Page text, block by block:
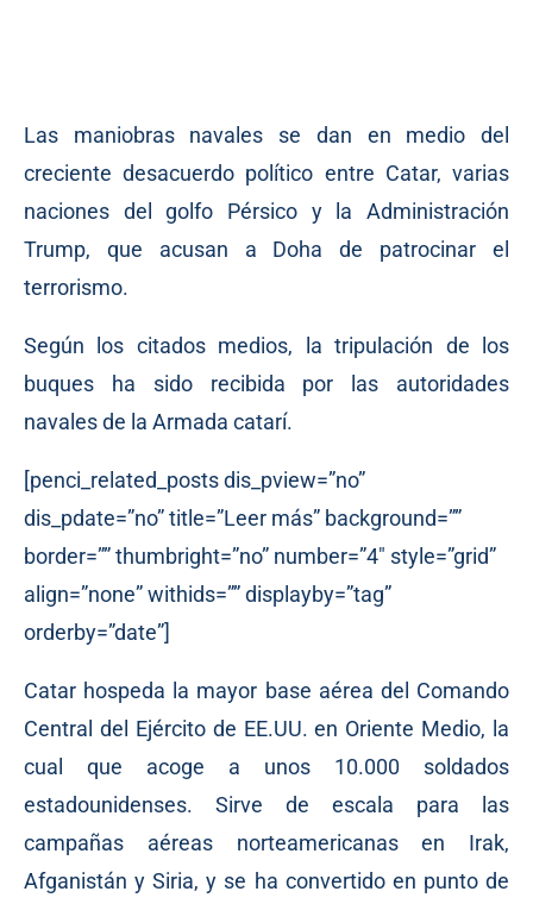
Las maniobras navales se dan en medio del
creciente desacuerdo político entre Catar, varias
naciones del golfo Pérsico y la Administración
Trump, que acusan a Doha de patrocinar el
terrorismo.
Según los citados medios, la tripulación de los
buques ha sido recibida por las autoridades
navales de la Armada catarí.
[penci_related_posts dis_pview=”no”
dis_pdate=”no” title=”Leer más” background=””
border=”” thumbright=”no” number=”4″ style=”grid”
align=”none” withids=”” displayby=”tag”
orderby=”date”]
Catar hospeda la mayor base aérea del Comando
Central del Ejército de EE.UU. en Oriente Medio, la
cual que acoge a unos 10.000 soldados
estadounidenses. Sirve de escala para las
campañas aéreas norteamericanas en Irak,
Afganistán y Siria, y se ha convertido en punto de